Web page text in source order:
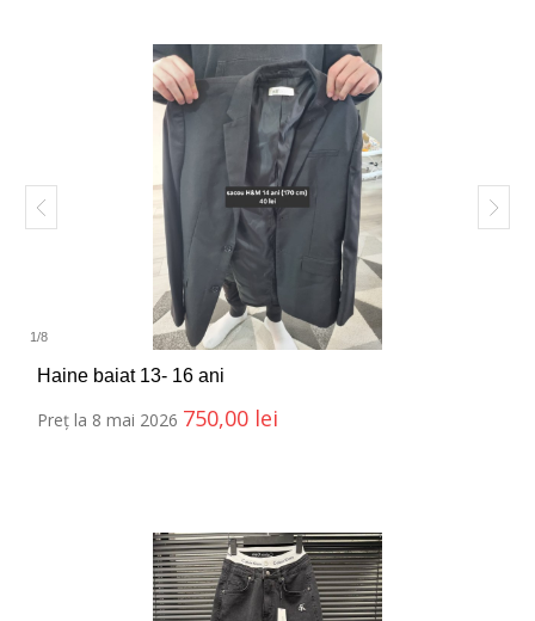
1/8
Haine baiat 13- 16 ani
Preț la 8 mai 2026 750,00 lei